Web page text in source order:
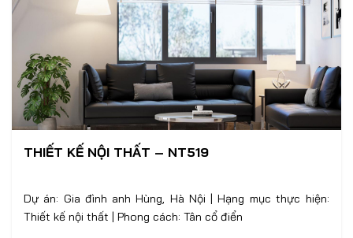
THIẾT KẾ NỘI THẤT – NT519
Dự án: Gia đình anh Hùng, Hà Nội | Hạng mục thực hiện:
Thiết kế nội thất | Phong cách: Tân cổ điển